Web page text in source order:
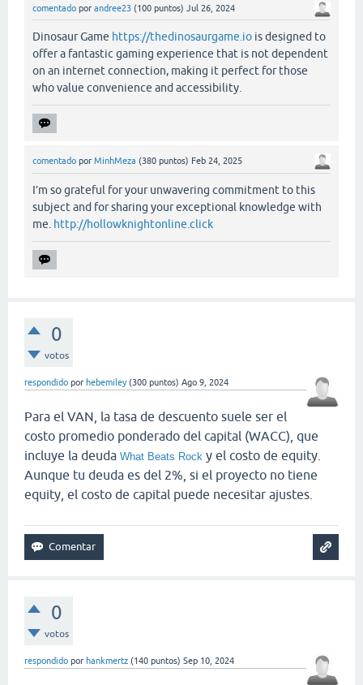
comentado por andree23 (100 puntos) Jul 26, 2024
Dinosaur Game https://thedinosaurgame.io is designed to
offer a fantastic gaming experience that is not dependent
on an internet connection, making it perfect for those
who value convenience and accessibility.
comentado por MinhMeza (380 puntos) Feb 24, 2025
I’m so grateful for your unwavering commitment to this
subject and for sharing your exceptional knowledge with
me. http://hollowknightonline.click
0
votos
respondido por hebemiley (300 puntos) Ago 9, 2024
Para el VAN, la tasa de descuento suele ser el
costo promedio ponderado del capital (WACC), que
incluye la deuda What Beats Rock y el costo de equity.
Aunque tu deuda es del 2%, si el proyecto no tiene
equity, el costo de capital puede necesitar ajustes.
0
votos
respondido por hankmertz (140 puntos) Sep 10, 2024